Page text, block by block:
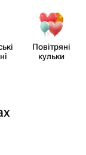
Повітряні
кульки